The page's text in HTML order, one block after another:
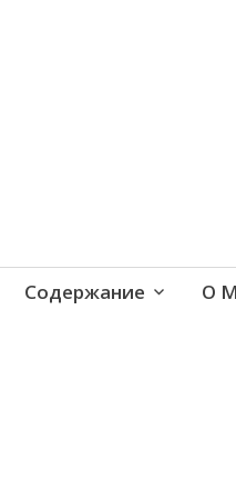
Содержание О